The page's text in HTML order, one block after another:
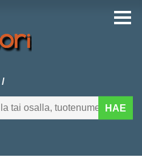
/
HAE